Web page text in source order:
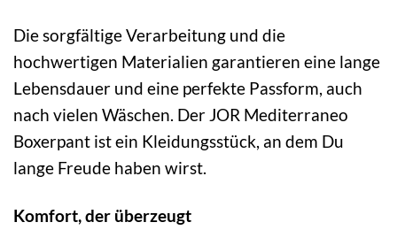
Die sorgfältige Verarbeitung und die
hochwertigen Materialien garantieren eine lange
Lebensdauer und eine perfekte Passform, auch
nach vielen Wäschen. Der JOR Mediterraneo
Boxerpant ist ein Kleidungsstück, an dem Du
lange Freude haben wirst.
Komfort, der überzeugt